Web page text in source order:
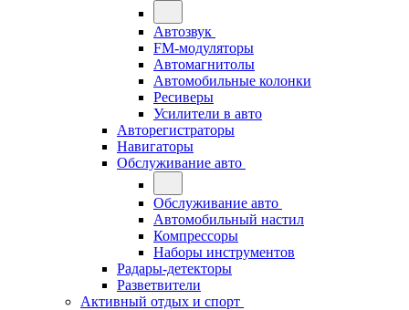
Автозвук
FM-модуляторы
Автомагнитолы
Автомобильные колонки
Ресиверы
Усилители в авто
Авторегистраторы
Навигаторы
Обслуживание авто
Обслуживание авто
Автомобильный настил
Компрессоры
Наборы инструментов
Радары-детекторы
Разветвители
Активный отдых и спорт